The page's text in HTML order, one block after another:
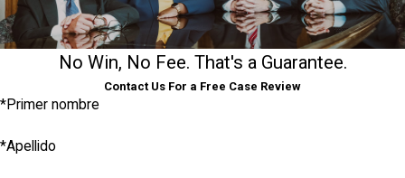
No Win, No Fee. That's a Guarantee.
Contact Us For a Free Case Review
*Primer nombre
*Apellido